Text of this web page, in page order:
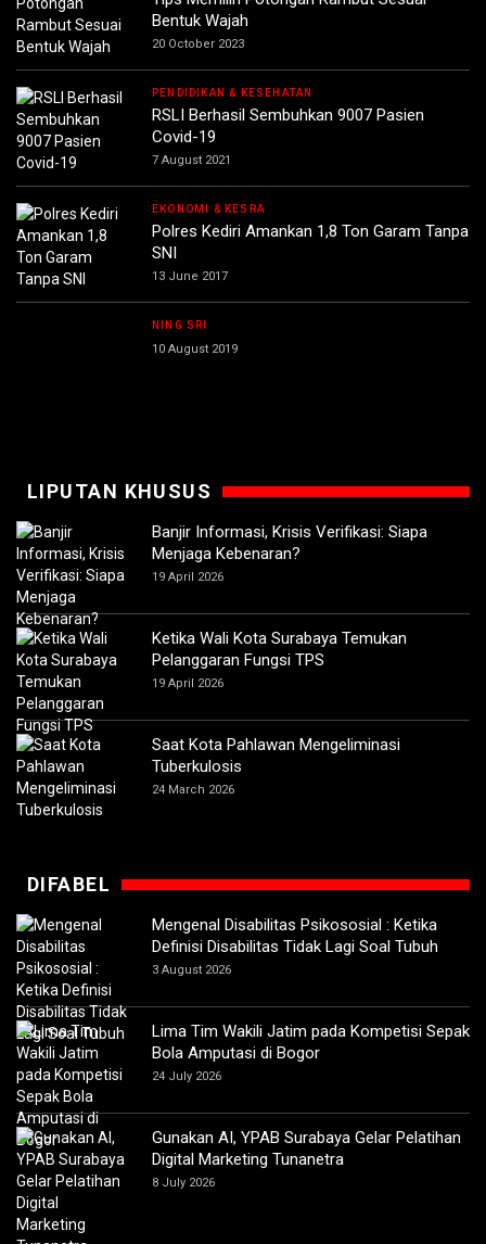
Bentuk Wajah
20 October 2023
PENDIDIKAN & KESEHATAN
RSLI Berhasil Sembuhkan 9007 Pasien
Covid-19
7 August 2021
EKONOMI & KESRA
Polres Kediri Amankan 1,8 Ton Garam Tanpa
SNI
13 June 2017
NING SRI
10 August 2019
LIPUTAN KHUSUS
Banjir Informasi, Krisis Verifikasi: Siapa
Menjaga Kebenaran?
19 April 2026
Ketika Wali Kota Surabaya Temukan
Pelanggaran Fungsi TPS
19 April 2026
Saat Kota Pahlawan Mengeliminasi
Tuberkulosis
24 March 2026
DIFABEL
Mengenal Disabilitas Psikososial : Ketika
Definisi Disabilitas Tidak Lagi Soal Tubuh
3 August 2026
Lima Tim Wakili Jatim pada Kompetisi Sepak
Bola Amputasi di Bogor
24 July 2026
Gunakan AI, YPAB Surabaya Gelar Pelatihan
Digital Marketing Tunanetra
8 July 2026